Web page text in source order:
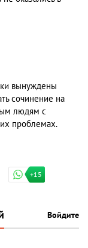
вынуждены
сочинение на
людям с
проблемах.
+15
Войдите